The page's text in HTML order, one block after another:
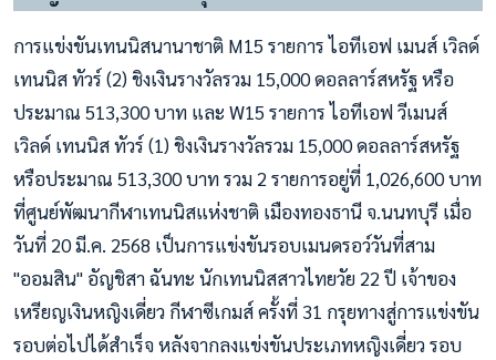
การแข่งขันเทนนิสนานาชาติ M15 รายการ ไอทีเอฟ เมนส์ เวิลด์
เทนนิส ทัวร์ (2) ชิงเงินรางวัลรวม 15,000 ดอลลาร์สหรัฐ หรือ
ประมาณ 513,300 บาท และ W15 รายการ ไอทีเอฟ วีเมนส์
เวิลด์ เทนนิส ทัวร์ (1) ชิงเงินรางวัลรวม 15,000 ดอลลาร์สหรัฐ
หรือประมาณ 513,300 บาท รวม 2 รายการอยู่ที่ 1,026,600 บาท
ที่ศูนย์พัฒนากีฬาเทนนิสแห่งชาติ เมืองทองธานี จ.นนทบุรี เมื่อ
วันที่ 20 มี.ค. 2568 เป็นการแข่งขันรอบเมนดรอว์วันที่สาม
"ออมสิน" อัญชิสา ฉันทะ นักเทนนิสสาวไทยวัย 22 ปี เจ้าของ
เหรียญเงินหญิงเดี่ยว กีฬาซีเกมส์ ครั้งที่ 31 กรุยทางสู่การแข่งขัน
รอบต่อไปได้สำเร็จ หลังจากลงแข่งขันประเภทหญิงเดี่ยว รอบ